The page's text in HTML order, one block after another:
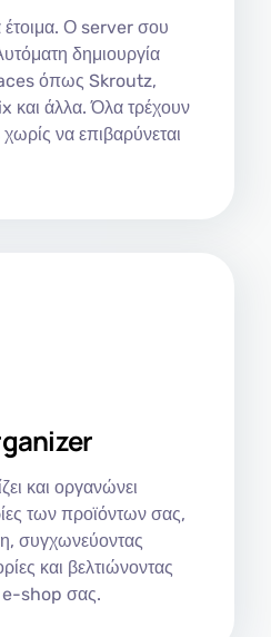
Ο server σου
δημιουργία
όπως Skroutz,
άλλα. Όλα τρέχουν
να επιβαρύνεται
και οργανώνει
των προϊόντων σας,
συγχωνεύοντας
και βελτιώνοντας
e-shop σας.